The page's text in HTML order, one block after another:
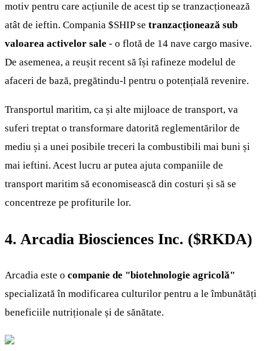
motiv pentru care acțiunile de acest tip se tranzacționează
atât de ieftin. Compania $SHIPse tranzacționează sub
valoarea activelor sale - o flotă de 14 nave cargo masive.
De asemenea, a reușit recent să își rafineze modelul de
afaceri de bază, pregătindu-l pentru o potențială revenire.
Transportul maritim, ca și alte mijloace de transport, va
suferi treptat o transformare datorită reglementărilor de
mediu și a unei posibile treceri la combustibili mai buni și
mai ieftini. Acest lucru ar putea ajuta companiile de
transport maritim să economisească din costuri și să se
concentreze pe profiturile lor.
4. Arcadia Biosciences Inc. ($RKDA)
Arcadia este o companie de "biotehnologie agricolă"
specializată în modificarea culturilor pentru a le îmbunătăți
beneficiile nutriționale și de sănătate.